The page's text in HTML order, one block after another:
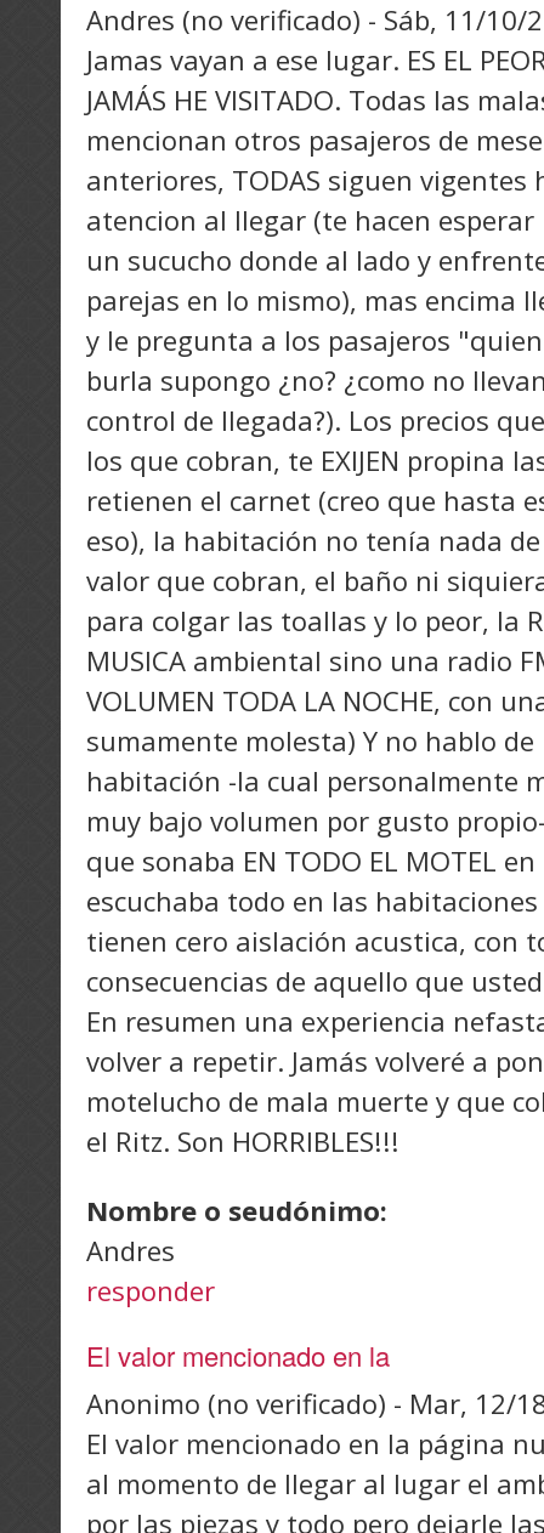
Andres (no verificado) - Sáb, 11/10/
Jamas vayan a ese lugar. ES EL
JAMÁS HE VISITADO. Todas las
mencionan otros pasajeros de
anteriores, TODAS siguen vigentes
atencion al llegar (te hacen
un sucucho donde al lado y
parejas en lo mismo), mas encima
y le pregunta a los pasajeros
burla supongo ¿no? ¿como no
control de llegada?). Los precios
los que cobran, te EXIJEN propina
retienen el carnet (creo que hasta
eso), la habitación no tenía nada
valor que cobran, el baño ni
para colgar las toallas y lo peor, la
MUSICA ambiental sino una radio
VOLUMEN TODA LA NOCHE, con
sumamente molesta) Y no hablo
habitación -la cual personalmente
muy bajo volumen por gusto
que sonaba EN TODO EL MOTEL
escuchaba todo en las
tienen cero aislación acustica, con
consecuencias de aquello que
En resumen una experiencia
volver a repetir. Jamás volveré a
motelucho de mala muerte y que
el Ritz. Son HORRIBLES!!!
Nombre o seudónimo:
Andres
responder
El valor mencionado en la
Anonimo (no verificado) - Mar, 12/
El valor mencionado en la página
al momento de llegar al lugar el
por las piezas y todo pero dejarle